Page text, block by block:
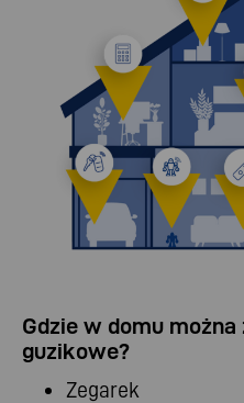
Gdzie w domu
guzikowe?
Zegarek